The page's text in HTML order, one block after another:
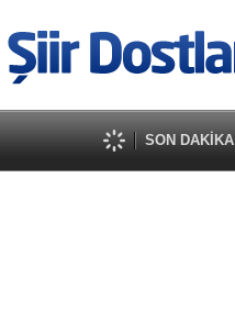
SON DAKİKA